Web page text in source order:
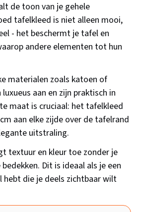
de toon van je gehele
tafelkleed is niet alleen mooi,
- het beschermt je tafel en
andere elementen tot hun
materialen zoals katoen of
aan en zijn praktisch in
maat is cruciaal: het tafelkleed
aan elke zijde over de tafelrand
uitstraling.
textuur en kleur toe zonder je
Dit is ideaal als je een
die je deels zichtbaar wilt